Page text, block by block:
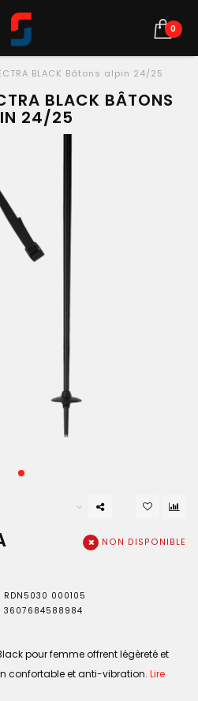
0
BLACK Bâtons alpin 24/25
BLACK BÂTONS
24/25
NON DISPONIBLE
RDN5030 000105
3607684588984
pour femme offrent légèreté et
confortable et anti-vibration. Lire